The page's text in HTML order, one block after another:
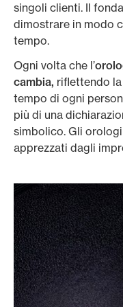
singoli clienti. Il
dimostrare in modo
tempo.
Ogni volta che l’
cambia, riflettendo
tempo di ogni
più di una
simbolico. Gli
apprezzati dagli